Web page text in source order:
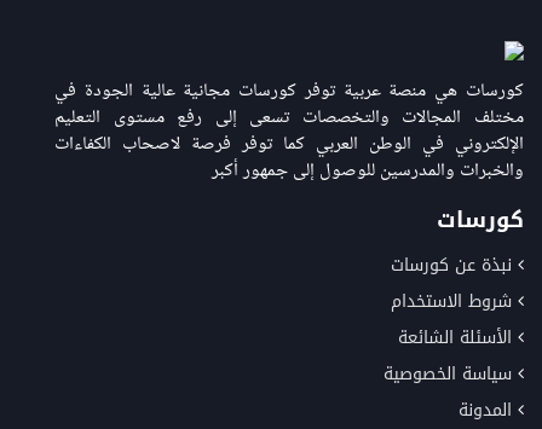
كورسات هي منصة عربية توفر كورسات مجانية عالية الجودة في
مختلف المجالات والتخصصات تسعى إلى رفع مستوى التعليم
الإلكتروني في الوطن العربي كما توفر فرصة لاصحاب الكفاءات
والخبرات والمدرسين للوصول إلى جمهور أكبر
كورسات
نبذة عن كورسات
شروط الاستخدام
الأسئلة الشائعة
سياسة الخصوصية
المدونة